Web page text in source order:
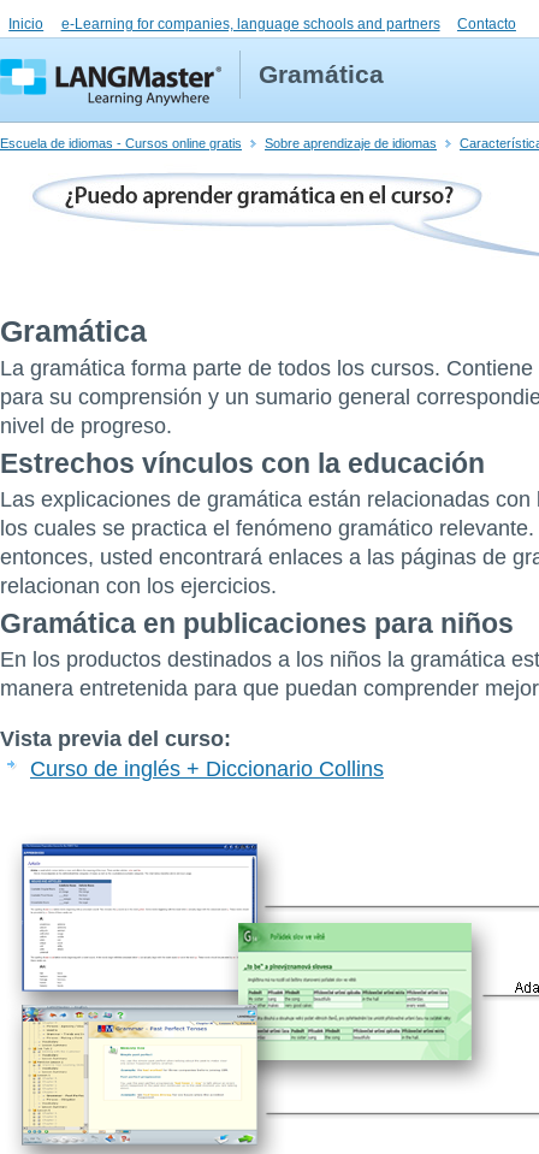
Inicio e-Learning for companies, language schools and partners Contacto
Gramática
Escuela de idiomas - Cursos online gratis Sobre aprendizaje de idiomas
Gramática
La gramática forma parte de todos los cursos.
para su comprensión y un sumario general
nivel de progreso.
Estrechos vínculos con la educación
Las explicaciones de gramática están relacionadas con
los cuales se practica el fenómeno gramático
entonces, usted encontrará enlaces a las páginas de
relacionan con los ejercicios.
Gramática en publicaciones para niños
En los productos destinados a los niños la gramática
manera entretenida para que puedan comprender
Vista previa del curso:
Curso de inglés + Diccionario Collins